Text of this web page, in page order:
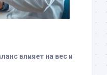
влияет на вес и